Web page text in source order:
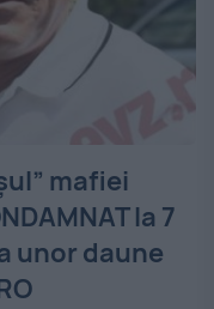
mafiei
la 7
unor daune